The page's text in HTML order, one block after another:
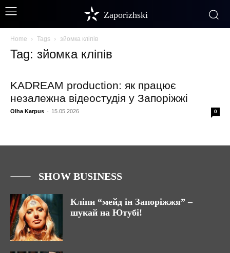
Zaporizhski
Home Tags зйомка кліпів
Tag: зйомка кліпів
KADREAM production: як працює
незалежна відеостудія у Запоріжжі
Olha Karpus - 15.05.2026 0
SHOW BUSINESS
Кліпи “мейд ін Запоріжжя” –
шукай на Ютубі!